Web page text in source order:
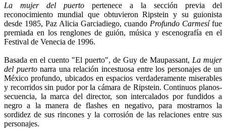
La mujer del puerto pertenece a la sección previa del
reconocimiento mundial que obtuvieron Ripstein y su guionista
desde 1985, Paz Alicia Garciadiego, cuando Profundo Carmesífue
premiada en los renglones de guión, música y escenografía en el
Festival de Venecia de 1996.
Basada en el cuento "El puerto", de Guy de Maupassant, La mujer
del puertonarra una relación incestuosa entre los personajes de un
México profundo, ubicados en espacios verdaderamente miserables
y recorridos sin pudor por la cámara de Ripstein. Continuos planos-
secuencia, la marca del director, son intercalados por fundidos a
negro a la manera de flashes en negativo, para mostrarnos la
sordidez de sus rincones y la corrosión de las relaciones entre sus
personajes.